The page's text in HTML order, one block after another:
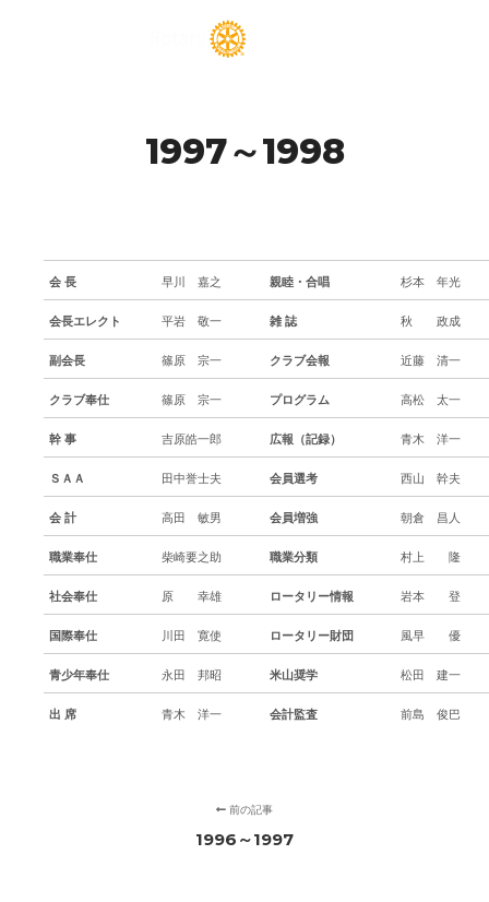
1997～1998
会 長 早川 嘉之 親睦・合唱 杉本 年光
会長エレクト 平岩 敬一 雑 誌 秋 政成
副会長 篠原 宗一 クラブ会報 近藤 清一
クラブ奉仕 篠原 宗一 プログラム 高松 太一
幹 事 吉原皓一郎 広報（記録） 青木 洋一
ＳＡＡ 田中誉士夫 会員選考 西山 幹夫
会 計 高田 敏男 会員増強 朝倉 昌人
職業奉仕 柴崎要之助 職業分類 村上 隆
社会奉仕 原 幸雄 ロータリー情報 岩本 登
国際奉仕 川田 寛使 ロータリー財団 風早 優
青少年奉仕 永田 邦昭 米山奨学 松田 建一
出 席 青木 洋一 会計監査 前島 俊巴
前の記事
1996～1997